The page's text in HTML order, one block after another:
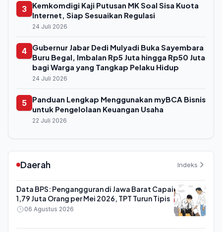
3
Kemkomdigi Kaji Putusan MK Soal Sisa Kuota
Internet, Siap Sesuaikan Regulasi
24 Juli 2026
4
Gubernur Jabar Dedi Mulyadi Buka Sayembara
Buru Begal, Imbalan Rp5 Juta hingga Rp50 Juta
bagi Warga yang Tangkap Pelaku Hidup
24 Juli 2026
5
Panduan Lengkap Menggunakan myBCA Bisnis
untuk Pengelolaan Keuangan Usaha
22 Juli 2026
Daerah Indeks
Data BPS: Pengangguran di Jawa Barat Capai
1,79 Juta Orang per Mei 2026, TPT Turun Tipis
06 Agustus 2026